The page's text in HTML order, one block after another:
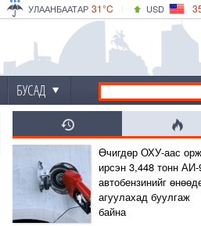
31°C
УЛААНБААТАР
33°C
ДАРХАН
30°C
ЭРДЭНЭТ
USD
БУСАД
Өчигдөр ОХУ-аас орж
ирсэн 3,448 тонн АИ-
автобензинийг
агуулахад буулгаж
байна